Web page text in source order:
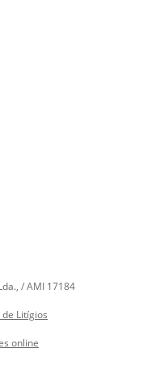
/ AMI 17184
Litígios
online